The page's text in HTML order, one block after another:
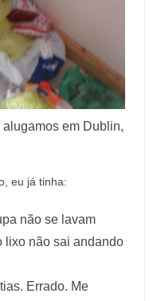
em Dublin,
eu já tinha:
não se lavam
lixo não sai andando
Errado. Me